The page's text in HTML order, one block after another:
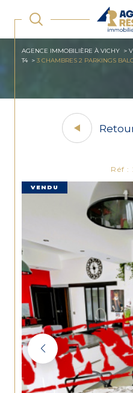
AGENCE IMMOBILIÈRE À VICHY
T4
3 CHAMBRES 2 PARKINGS
Réf :
VENDU